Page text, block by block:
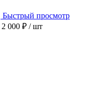
Быстрый просмотр
2 000 ₽ / шт